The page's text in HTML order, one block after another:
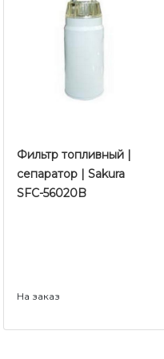
Фильтр топливный |
сепаратор | Sakura
SFC-56020B
На заказ